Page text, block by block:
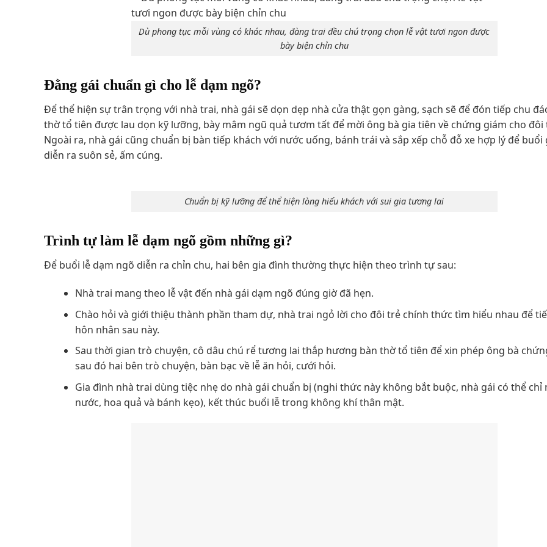
Dù phong tục mỗi vùng có khác nhau, đàng trai đều chú trọng chọn lễ vật tươi ngon được
bày biện chỉn chu
Đằng gái chuẩn gì cho lễ dạm ngõ?
Để thể hiện sự trân trọng với nhà trai, nhà gái sẽ dọn dẹp nhà cửa thật gọn gàng, sạch sẽ để đón tiếp chu
thờ tổ tiên được lau dọn kỹ lưỡng, bày mâm ngũ quả tươm tất để mời ông bà gia tiên về chứng giám cho đôi
Ngoài ra, nhà gái cũng chuẩn bị bàn tiếp khách với nước uống, bánh trái và sắp xếp chỗ đỗ xe hợp lý để buổi
diễn ra suôn sẻ, ấm cúng.
Chuẩn bị kỹ lưỡng để thể hiện lòng hiếu khách với sui gia tương lai
Trình tự làm lễ dạm ngõ gồm những gì​?
Để buổi lễ dạm ngõ diễn ra chỉn chu, hai bên gia đình thường thực hiện theo trình tự sau:
Nhà trai mang theo lễ vật đến nhà gái dạm ngõ đúng giờ đã hẹn.
Chào hỏi và giới thiệu thành phần tham dự, nhà trai ngỏ lời cho đôi trẻ chính thức tìm hiểu nhau để
hôn nhân sau này.
Sau thời gian trò chuyện, cô dâu chú rể tương lai thắp hương bàn thờ tổ tiên để xin phép ông bà
sau đó hai bên trò chuyện, bàn bạc về lễ ăn hỏi, cưới hỏi.
Gia đình nhà trai dùng tiệc nhẹ do nhà gái chuẩn bị (nghi thức này không bắt buộc, nhà gái có thể chỉ
nước, hoa quả và bánh kẹo), kết thúc buổi lễ trong không khí thân mật.